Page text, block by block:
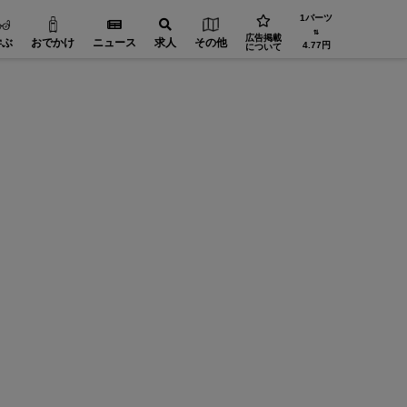
おでかけ ニュース 求人 その他
広告掲載
について
1バーツ
⇅
4.77円